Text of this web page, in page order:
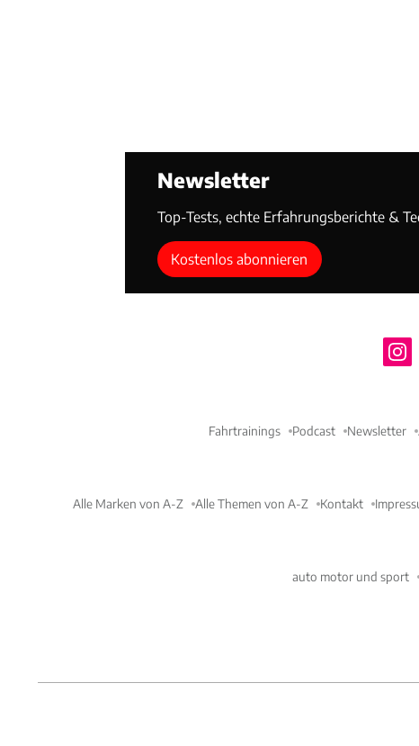
Newsletter
Top-Tests, echte Erfahrungsberichte &
Kostenlos abonnieren
Fahrtrainings Podcast Newsletter
Alle Marken von A-Z Alle Themen von A-Z Kontakt
auto motor und sport